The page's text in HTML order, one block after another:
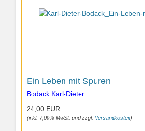
Ein Leben mit Spuren
Bodack Karl-Dieter
24,00 EUR
(inkl. 7,00% MwSt. und zzgl. Versandkosten)